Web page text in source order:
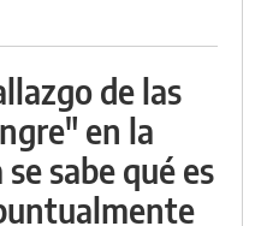
de las
en la
sabe qué es